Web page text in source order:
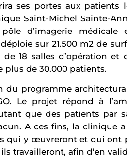
ses portes aux patients
Saint-Michel Sainte-
d’imagerie
sur 21.500 m2 de
18 salles d’opération et
plus de 30.000 patients.
du programme
Le projet répond à
que des patients par
A ces fins, la clinique
qui y œuvreront et qui ont
travailleront, afin d’en